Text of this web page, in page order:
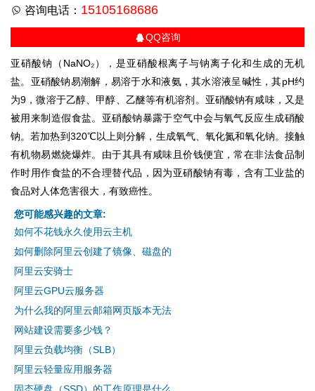
咨询电话： 15105168686
QQ咨询
亚硝酸钠（NaNO₂），是亚硝酸根离子与钠离子化和生成的无机
盐。亚硝酸钠易潮解，易溶于水和液氨，其水溶液呈碱性，其pH约
为9，微溶于乙醇、甲醇、乙醚等有机溶剂。亚硝酸钠有咸味，又是
被用来制造假食盐。亚硝酸钠暴露于空气中会与氧气反应生成硝酸
钠。若加热到320℃以上则分解，生成氧气、氧化氮和氧化钠。接触
有机物易燃烧爆炸。由于其具有咸味且价钱便宜，常在非法食品制
作时用作食盐的不合理替代品，因为亚硝酸钠有毒，含有工业盐的
食品对人体危害很大，有致癌性。
您可能感兴趣的文章:
如何不花钱永久使用云主机
如何删除阿里云创建了镜像、磁盘的
阿里云安骑士
阿里云GPU云服务器
为什么我的阿里云邮箱网页版本无法
网站建设需要多少钱？
阿里云负载均衡（SLB）
阿里云轻量应用服务器